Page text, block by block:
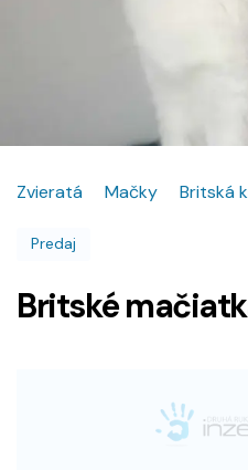
Zvieratá Mačky Britská
Predaj
Britské